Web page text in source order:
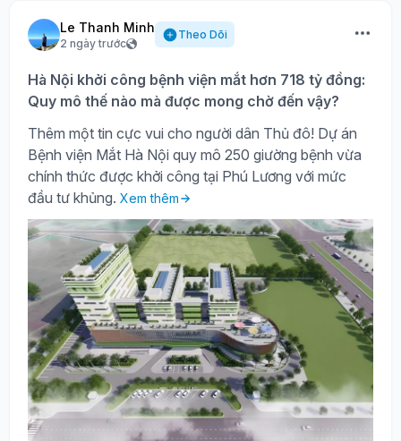
Le Thanh Minh
2 ngày trước
Theo Dõi
Hà Nội khởi công bệnh viện mắt hơn 718 tỷ đồng:
Quy mô thế nào mà được mong chờ đến vậy?
Thêm một tin cực vui cho người dân Thủ đô! Dự án
Bệnh viện Mắt Hà Nội quy mô 250 giường bệnh vừa
chính thức được khởi công tại Phú Lương với mức
đầu tư khủng. Xem thêm